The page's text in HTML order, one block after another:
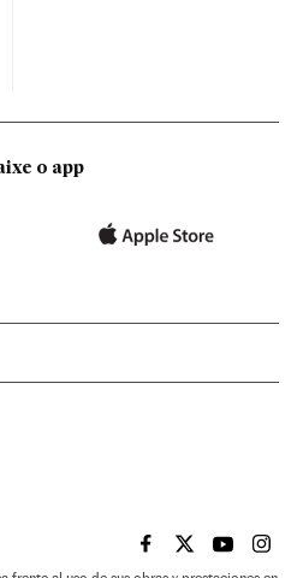
o app
EL PAÍS BRASIL EN
EL PAÍSEL PAÍS
EL